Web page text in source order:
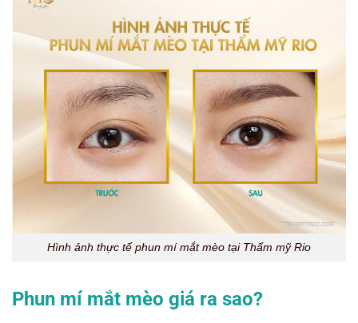
Hình ảnh thực tế phun mí mắt mèo tại Thẩm mỹ Rio
Phun mí mắt mèo giá ra sao?